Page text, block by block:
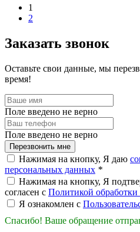
1
2
Заказать звонок
Оставьте свои данные, мы
время!
Поле введено не верно
Поле введено не верно
Перезвонить мне
Нажимая на кнопку, Я даю
персональных данных *
Нажимая на кнопку, Я
согласен с Политикой
Я ознакомлен с
Спасибо! Ваше обращение